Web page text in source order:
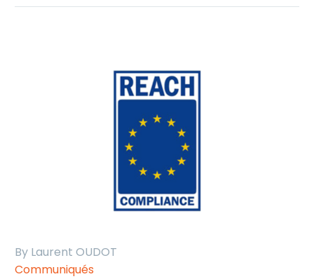
By Laurent OUDOT
Communiqués